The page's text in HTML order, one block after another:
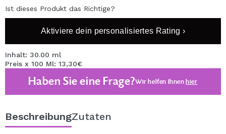
Ist dieses Produkt das Richtige?
Aktiviere dein personalisiertes Rating ›
Inhalt: 30.00 ml
Preis x 100 Ml: 13,30€
Haben Sie eine Frage?Wir helfen Ihnenhier
BeschreibungZutaten